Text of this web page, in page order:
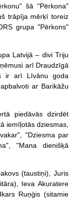
šā "Pērkona"
trāpīja mērķī toreiz
grupa "Pērkons"
Latvijā – divi Triju
arī Draudzīgā
ir arī Līvānu goda
ar Barikāžu
piedāvās dzirdēt
iemīļotās dziesmas,
"Dziesma par
"Mana dienišķā
(taustiņi), Juris
Ieva Akuratere
Ruņģis (sitamie